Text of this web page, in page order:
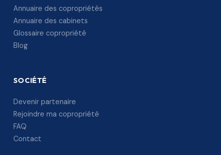
Annuaire des copropriétés
Annuaire des cabinets
Glossaire copropriété
Blog
SOCIÉTÉ
Devenir partenaire
Rejoindre ma copropriété
FAQ
Contact